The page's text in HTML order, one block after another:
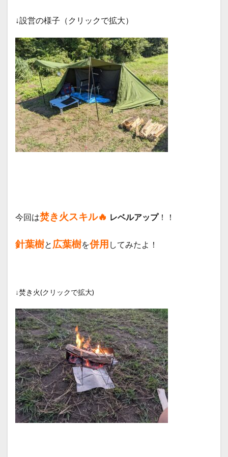
↓設営の様子（クリックで拡大）
今回は焚き火スキル🔥 レベルアップ！！
針葉樹と 広葉樹を併用 してみたよ！
↓焚き火(クリックで拡大)